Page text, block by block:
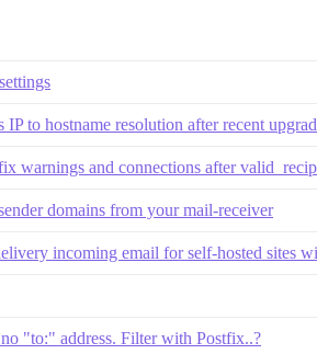
IP to hostname resolution after recent
warnings and connections after
domains from your mail-receiver
incoming email for self-hosted sites
"to:" address. Filter with Postfix..?